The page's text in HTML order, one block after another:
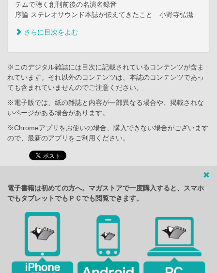
テムで聴く創刊前後の名演名録音
序論 ステレオサウンド本誌が伝えてきたこと 小野寺弘滋
さらに目次をよむ
※このデジタル雑誌には目次に記載されているコンテンツが含ま
れています。それ以外のコンテンツは、本誌のコンテンツであっ
ても含まれていませんのでご注意ください。
※電子版では、紙の雑誌と内容が一部異なる場合や、掲載されな
いページがある場合があります。
※Chromeアプリをお使いの場合、購入できない場合がございます
ので、最新のアプリをご利用ください。
電子書籍は初めての方へ。マガストアで一度購入すると、スマホ
でもタブレットでもＰＣでも閲覧できます。